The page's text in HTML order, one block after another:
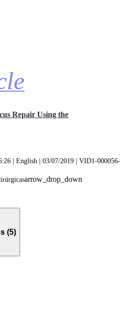
Repair Using the
| English | 03/07/2019 | VID1-000056-
arrow_drop_down
(5)